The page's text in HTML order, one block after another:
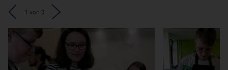
Vorheriges
1 von 3